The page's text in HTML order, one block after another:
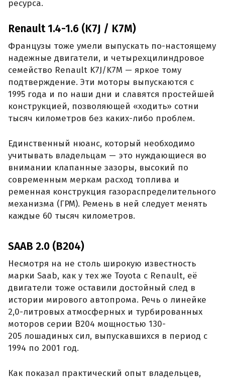
ресурса.
Renault 1.4-1.6 (K7J / K7M)
Французы тоже умели выпускать по-настоящему
надежные двигатели, и четырехцилиндровое
семейство Renault K7J/K7M — яркое тому
подтверждение. Эти моторы выпускаются с
1995 года и по наши дни и славятся простейшей
конструкцией, позволяющей «ходить» сотни
тысяч километров без каких-либо проблем.
Единственный нюанс, который необходимо
учитывать владельцам — это нуждающиеся во
внимании клапанные зазоры, высокий по
современным меркам расход топлива и
ременная конструкция газораспределительного
механизма (ГРМ). Ремень в ней следует менять
каждые 60 тысяч километров.
SAAB 2.0 (B204)
Несмотря на не столь широкую известность
марки Saab, как у тех же Toyota с Renault, её
двигатели тоже оставили достойный след в
истории мирового автопрома. Речь о линейке
2,0-литровых атмосферных и турбированных
моторов серии B204 мощностью 130-
205 лошадиных сил, выпускавшихся в период с
1994 по 2001 год.
Как показал практический опыт владельцев,